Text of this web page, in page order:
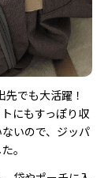
でも大活躍！
にもすっぽり収
いので、ジッパ
。